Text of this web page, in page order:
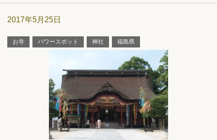
2017年5月25日
お寺 パワースポット 神社 福島県